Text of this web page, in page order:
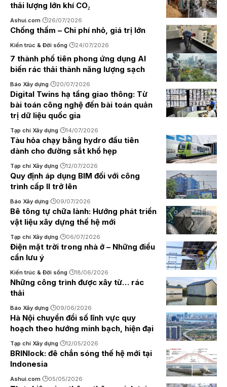
thải lượng lớn khí CO₂
Ashui.com 26/07/2026
Chống thấm – Chi phí nhỏ, giá trị lớn
Kiến trúc & Đời sống 24/07/2026
7 thành phố tiên phong ứng dụng AI
biến rác thải thành năng lượng sạch
Báo Xây dựng 20/07/2026
Digital Twins hạ tầng giao thông: Từ
bài toán công nghệ đến bài toán quản
trị dữ liệu quốc gia
Tạp chí Xây dựng 14/07/2026
Tàu hỏa chạy bằng hydro đầu tiên
dành cho đường sắt khổ hẹp
Tạp chí Xây dựng 12/07/2026
Quy định áp dụng BIM đối với công
trình cấp II trở lên
Báo Xây dựng 09/07/2026
Bê tông tự chữa lành: Hướng phát triển
vật liệu xây dựng thế hệ mới
Tạp chí Xây dựng 06/07/2026
Điện mặt trời trong nhà ở – Những điều
cần lưu ý
Kiến trúc & Đời sống 18/06/2026
Những công trình được xây từ… rác
thải
Báo Xây dựng 09/06/2026
Hà Nội chuyển đổi số lĩnh vực quy
hoạch theo hướng minh bạch, hiện đại
Tạp chí Xây dựng 12/05/2026
BRINlock: đê chắn sóng thế hệ mới tại
Indonesia
Ashui.com 05/05/2026